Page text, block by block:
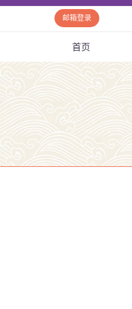
邮箱登录
首页